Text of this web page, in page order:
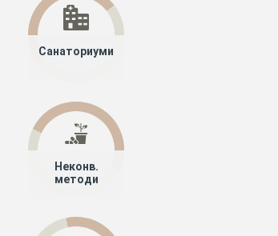
Санаториуми
Неконв.
методи